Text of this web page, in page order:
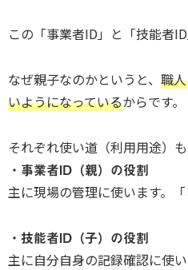
この「事業者ID」と「技能者
なぜ親子なのかというと、 職
いようになっているからです。
それぞれ使い道（利用用途）も
・ 事業者ID（親）の役割
主に現場の管理に使います。
・ 技能者ID（子）の役割
主に自分自身の記録確認に使